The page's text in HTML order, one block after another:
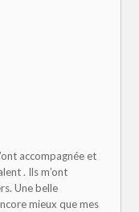
accompagnée et
. Ils m’ont
Une belle
mieux que mes